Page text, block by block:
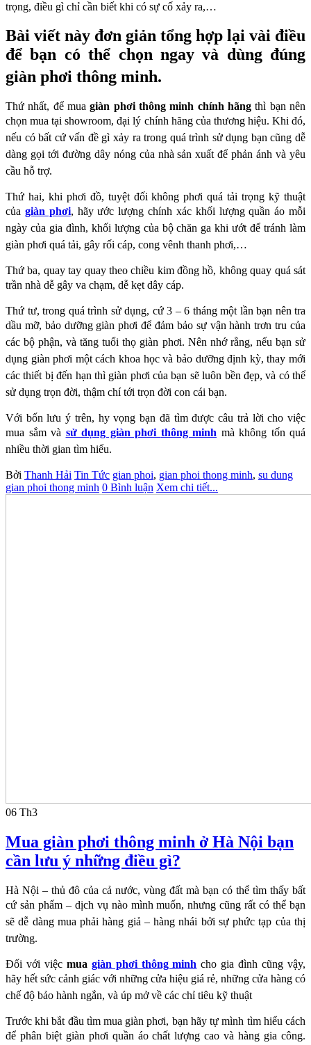
trọng, điều gì chỉ cần biết khi có sự cố xảy ra,…
Bài viết này đơn giản tổng hợp lại vài điều
để bạn có thể chọn ngay và dùng đúng
giàn phơi thông minh.
Thứ nhất, để muagiàn phơi thông minh chính hãng thì bạn nên
chọn mua tại showroom, đại lý chính hãng của thương hiệu. Khi đó,
nếu có bất cứ vấn đề gì xảy ra trong quá trình sử dụng bạn cũng dễ
dàng gọi tới đường dây nóng của nhà sản xuất để phản ánh và yêu
cầu hỗ trợ.
Thứ hai, khi phơi đồ, tuyệt đối không phơi quá tải trọng kỹ thuật
của giàn phơi, hãy ước lượngchính xác khối lượng quần áo mỗi
ngày của gia đình, khối lượng của bộ chăn ga khi ướt đểtránh làm
giàn phơi quá tải, gây rối cáp, cong vênh thanh phơi,…
Thứ ba, quay tay quay theo chiều kim đồng hồ, không quay quá sát
trần nhà dễ gây va chạm, dễ kẹt dây cáp.
Thứ tư, trong quá trình sử dụng, cứ 3 – 6 tháng một lần bạn nên tra
dầu mỡ, bảo dưỡng giànphơi để đảm bảo sự vận hành trơn tru của
các bộ phận, và tăng tuổi thọ giàn phơi. Nên nhớ rằng, nếu bạn sử
dụng giàn phơi một cách khoa học và bảo dưỡng định kỳ, thay mới
các thiết bị đến hạn thì giàn phơi của bạn sẽ luôn bền đẹp, và có thể
sử dụng trọn đời, thậm chí tới trọn đời con cái bạn.
Với bốn lưu ý trên, hy vọng bạn đã tìm được câu trả lời cho việc
mua sắm và sử dụng giàn phơi thông minh mà không tốn quá
nhiều thời gian tìm hiểu.
Bởi Thanh Hải Tin Tức gian phoi, gian phoi thong minh, su dung
gian phoi thong minh 0 Bình luận Xem chi tiết...
06 Th3
Mua giàn phơi thông minh ở Hà Nội bạn
cần lưu ý những điều gì?
Hà Nội – thủ đô của cả nước, vùng đất mà bạn có thể tìm thấy bất
cứ sản phẩm – dịch vụ nào mình muốn, nhưng cũng rất có thể bạn
sẽ dễ dàng mua phải hàng giả – hàng nhái bởi sự phứctạp của thị
trường.
Đối với việcmua giàn phơi thông minh cho gia đình cũng vậy,
hãy hết sức cảnh giác với những cửa hiệu giá rẻ, những cửa hàng có
chế độ bảo hành ngắn, và úp mở về các chỉ tiêu kỹ thuật
Trước khi bắt đầu tìm mua giàn phơi, bạn hãy tự mình tìm hiểu cách
để phân biệt giàn phơi quần áo chất lượng cao và hàng gia công.